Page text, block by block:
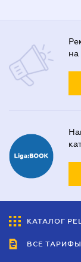
на
КАТАЛОГ
ВСЕ ТАРИФЫ